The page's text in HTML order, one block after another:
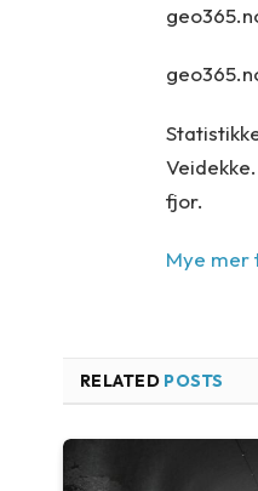
fjor.
Mye mer
RELATED POSTS